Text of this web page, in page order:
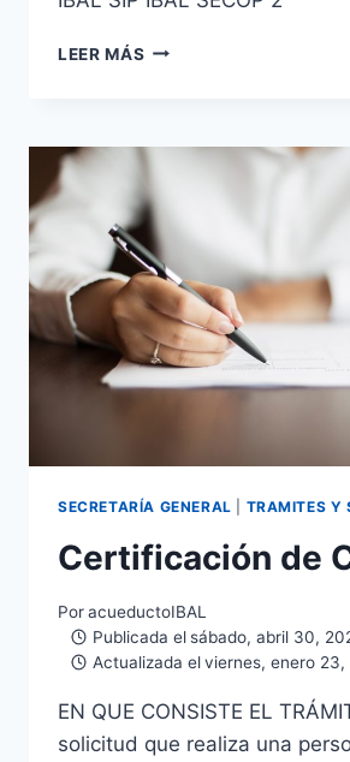
LEER MÁS
SECRETARÍA GENERAL TRAMITES Y
Certificación de
PoracueductoIBAL
Publicada el sábado, abril 30,
Actualizada el viernes, enero
EN QUE CONSISTE EL
solicitud que realiza una